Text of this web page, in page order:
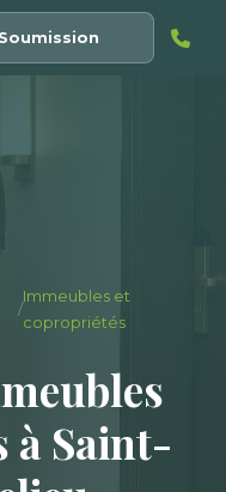
Soumission
/
Immeubles et
copropriétés
à Saint-